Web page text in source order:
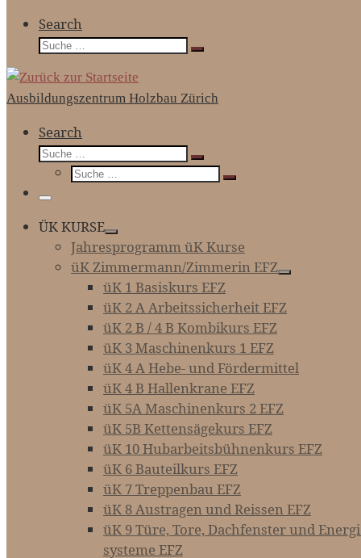
Search
Suche
Suche
Ausbildungszentrum Holzbau Zürich
Search
Suche
Suche
Suche
Suche
Menü
ÜK KURSE
Jahresprogramm üK Kurse
üK Zimmermann/Zimmerin EFZ
üK 1 Basiskurs EFZ
üK 2 A Arbeitssicherheit EFZ
üK 2 B / 4 B Kombikurs EFZ
üK 3 Maschinenkurs 1 EFZ
üK 4 A Hebe- und Fördermittel
üK 4 B Hallenkrane EFZ
üK 5A Maschinenkurs 2 EFZ
üK 5B Kettensägekurs EFZ
üK 10 Hubarbeitsbühnenkurs EFZ
üK 6 Bauteilkurs EFZ
üK 7 Treppenbau EFZ
üK 8 Austragen und Reissen EFZ
üK 9 Türe, Tore, Dachfenster und
systeme EFZ